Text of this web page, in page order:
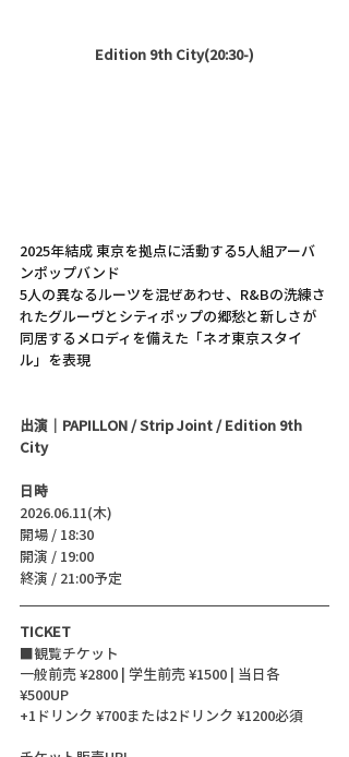
Edition 9th City(20:30-)
2025年結成 東京を拠点に活動する5人組アーバ
ンポップバンド
5人の異なるルーツを混ぜあわせ、R&Bの洗練さ
れたグルーヴとシティポップの郷愁と新しさが
同居するメロディを備えた「ネオ東京スタイ
ル」を表現
出演｜PAPILLON / Strip Joint / Edition 9th
City
日時
2026.06.11(木)
開場 / 18:30
開演 / 19:00
終演 / 21:00予定
TICKET
■観覧チケット
一般前売 ¥2800 | 学生前売 ¥1500 | 当日各
¥500UP
+1ドリンク ¥700または2ドリンク ¥1200必須